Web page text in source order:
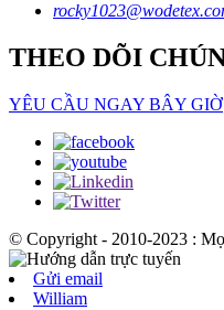
THEO DÕI
YÊU CẦU NGAY BÂY GIỜ
© Copyright - 2010-2023 :
Gửi email
William